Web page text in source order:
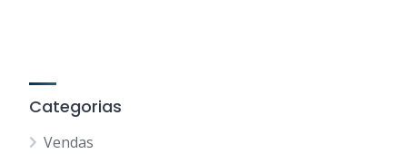
Categorias
Vendas